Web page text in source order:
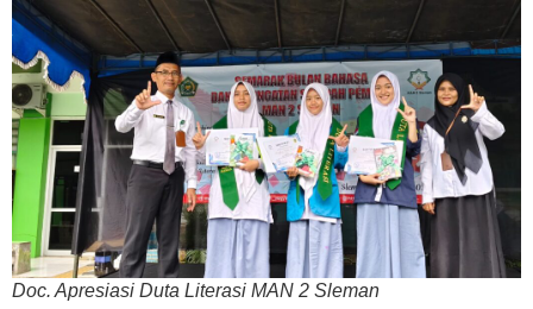
Doc. Apresiasi Duta Literasi MAN 2 Sleman